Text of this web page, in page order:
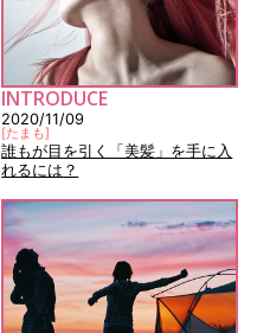
INTRODUCE
2020/11/09
[たまも]
誰もが目を引く「美髪」を手に入
れるには？